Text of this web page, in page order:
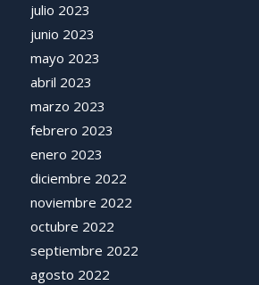
julio 2023
junio 2023
mayo 2023
abril 2023
marzo 2023
febrero 2023
enero 2023
diciembre 2022
noviembre 2022
octubre 2022
septiembre 2022
agosto 2022